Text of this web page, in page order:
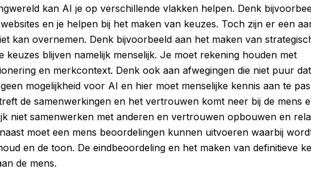
kan AI je op verschillende vlakken helpen. Denk
en je helpen bij het maken van keuzes. Toch zijn er een
kan overnemen. Denk bijvoorbeeld aan het maken van
keuzes blijven namelijk menselijk. Je moet rekening houden met
en merkcontext. Denk ook aan afwegingen die niet puur
mogelijkheid voor AI en hier moet menselijke kennis aan te pas
de samenwerkingen en het vertrouwen komt neer bij de mens
niet samenwerken met anderen en vertrouwen opbouwen en
moet een mens beoordelingen kunnen uitvoeren waarbij
en de toon. De eindbeoordeling en het maken van definitieve
de mens.